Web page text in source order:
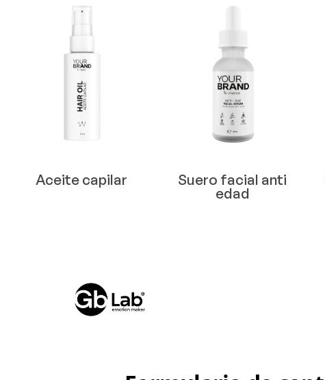
Aceite capilar Suero facial anti
edad